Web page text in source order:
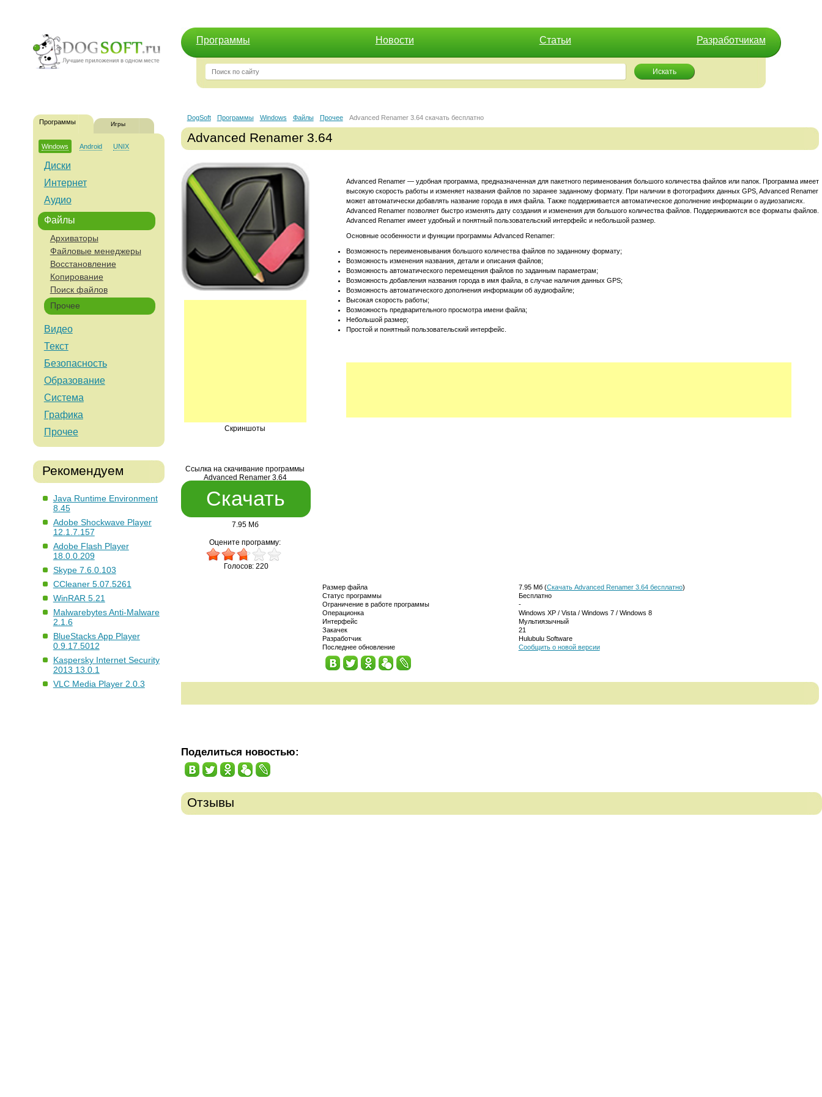
Программы Новости Статьи Разработчикам
Искать
Программы Игры
Windows Android UNIX
Диски
Интернет
Аудио
Файлы
Архиваторы
Файловые менеджеры
Восстановление
Копирование
Поиск файлов
Прочее
Видео
Текст
Безопасность
Образование
Система
Графика
Прочее
Рекомендуем
Java Runtime Environment
8.45
Adobe Shockwave Player
12.1.7.157
Adobe Flash Player
18.0.0.209
Skype 7.6.0.103
CCleaner 5.07.5261
WinRAR 5.21
Malwarebytes Anti-Malware
2.1.6
BlueStacks App Player
0.9.17.5012
Kaspersky Internet Security
2013 13.0.1
VLC Media Player 2.0.3
DogSoft Программы Windows Файлы Прочее Advanced Renamer 3.64 скачать бесплатно
Advanced Renamer 3.64
Скриншоты
Ссылка на скачивание программы
Advanced Renamer 3.64
Скачать
7.95 Мб
Оцените программу:
Голосов: 220
Advanced Renamer — удобная программа, предназначенная для пакетного перименования большого количества файлов или папок. Программа имеет
высокую скорость работы и изменяет названия файлов по заранее заданному формату. При наличии в фотографиях данных GPS, Advanced Renamer
может автоматически добавлять название города в имя файла. Также поддерживается автоматическое дополнение информации о аудиозаписях.
Advanced Renamer позволяет быстро изменять дату создания и изменения для большого количества файлов. Поддерживаются все форматы файлов.
Advanced Renamer имеет удобный и понятный пользовательский интерфейс и небольшой размер.
Основные особенности и функции программы Advanced Renamer:
Возможность переименовывания большого количества файлов по заданному формату;
Возможность изменения названия, детали и описания файлов;
Возможность автоматического перемещения файлов по заданным параметрам;
Возможность добавления названия города в имя файла, в случае наличия данных GPS;
Возможность автоматического дополнения информации об аудиофайле;
Высокая скорость работы;
Возможность предварительного просмотра имени файла;
Небольшой размер;
Простой и понятный пользовательский интерфейс.
Размер файла 7.95 Мб (Скачать Advanced Renamer 3.64 бесплатно)
Статус программы
Бесплатно
Ограничение в работе программы
-
Операционка
Windows XP / Vista / Windows 7 / Windows 8
Интерфейс
Мультиязычный
Закачек
21
Разработчик
Hulubulu Software
Последнее обновление
Сообщить о новой версии
Поделиться новостью:
Отзывы